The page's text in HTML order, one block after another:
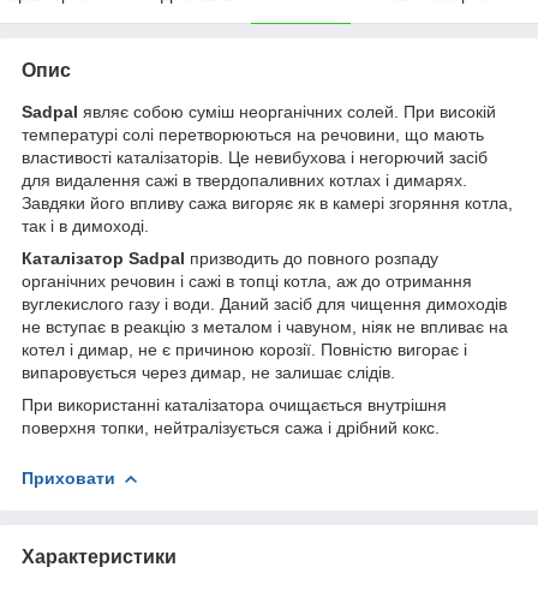
Опис
Sadpal являє собою суміш неорганічних солей. При високій
температурі солі перетворюються на речовини, що мають
властивості каталізаторів. Це невибухова і негорючий засіб
для видалення сажі в твердопаливних котлах і димарях.
Завдяки його впливу сажа вигоряє як в камері згоряння котла,
так і в димоході.
Каталізатор Sadpal призводить до повного розпаду
органічних речовин і сажі в топці котла, аж до отримання
вуглекислого газу і води. Даний засіб для чищення димоходів
не вступає в реакцію з металом і чавуном, ніяк не впливає на
котел і димар, не є причиною корозії. Повністю вигорає і
випаровується через димар, не залишає слідів.
При використанні каталізатора очищається внутрішня
поверхня топки, нейтралізується сажа і дрібний кокс.
Приховати
Характеристики